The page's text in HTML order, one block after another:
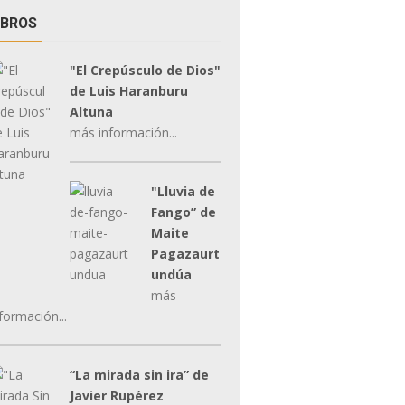
"El Crepúsculo de Dios"
de Luis Haranburu
Altuna
más información...
"Lluvia de
Fango” de
Maite
Pagazaurt
undúa
más
“La mirada sin ira” de
Javier Rupérez